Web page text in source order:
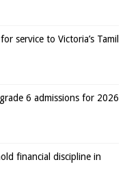
service to Victoria’s Tamil
6 admissions for 2026
financial discipline in